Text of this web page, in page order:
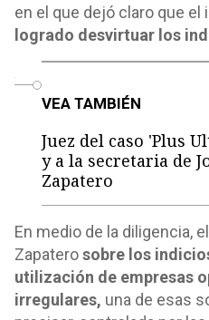
en el que dejó claro que el
logrado desvirtuar los
VEA TAMBIÉN
Juez del caso 'Plus
y a la secretaria de
Zapatero
En medio de la diligencia,
Zapaterosobre los
utilización de empresas
irregulares, una de esas